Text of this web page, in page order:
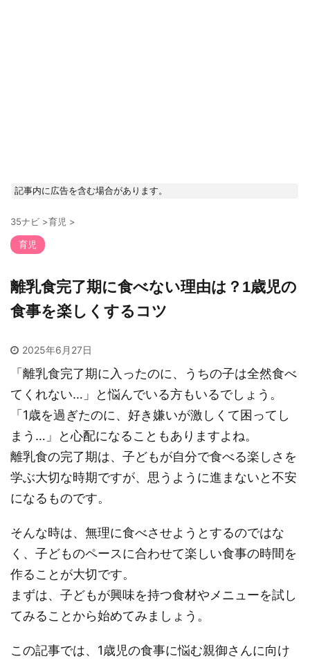
記事内に広告を含む場合があります。
35ナビ >育児 >
育児
離乳食完了期に食べない理由は？1歳児の
食事を楽しくするコツ
2025年6月27日
「離乳食完了期に入ったのに、うちの子は全然食べ
てくれない…」と悩んでいる方もいるでしょう。
「1歳を過ぎたのに、好き嫌いが激しくて困ってし
まう…」と心配になることもありますよね。
離乳食の完了期は、子どもが自分で食べる楽しさを
学ぶ大切な時期ですが、思うように進まないと不安
になるものです。
そんな時は、無理に食べさせようとするのではな
く、子どものペースに合わせて楽しい食事の時間を
作ることが大切です。
まずは、子どもが興味を持つ食材やメニューを試し
てみることから始めてみましょう。
この記事では、1歳児の食事に悩む親御さんに向け